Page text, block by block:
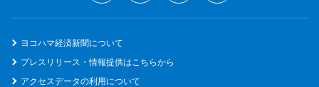
ヨコハマ経済新聞について
プレスリリース・情報提供はこちらから
アクセスデータの利用について